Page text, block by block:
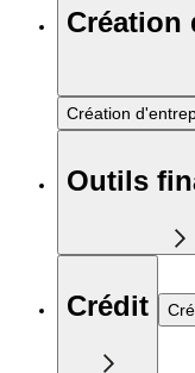
Création
Création
Outils
Crédit